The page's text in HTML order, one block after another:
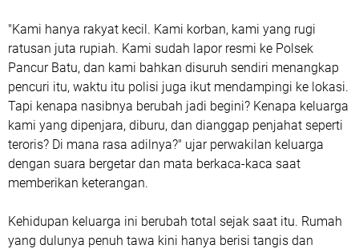
"Kami hanya rakyat kecil. Kami korban, kami yang rugi
ratusan juta rupiah. Kami sudah lapor resmi ke Polsek
Pancur Batu, dan kami bahkan disuruh sendiri menangkap
pencuri itu, waktu itu polisi juga ikut mendampingi ke lokasi.
Tapi kenapa nasibnya berubah jadi begini? Kenapa keluarga
kami yang dipenjara, diburu, dan dianggap penjahat seperti
teroris? Di mana rasa adilnya?" ujar perwakilan keluarga
dengan suara bergetar dan mata berkaca-kaca saat
memberikan keterangan.
Kehidupan keluarga ini berubah total sejak saat itu. Rumah
yang dulunya penuh tawa kini hanya berisi tangis dan